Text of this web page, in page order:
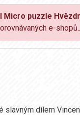
Micro puzzle
e-
dílem